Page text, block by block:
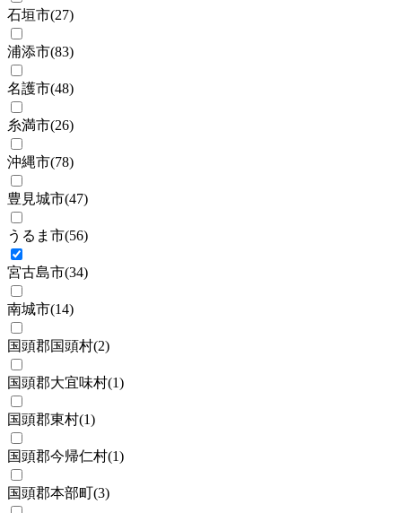
石垣市(27)
浦添市(83)
名護市(48)
糸満市(26)
沖縄市(78)
豊見城市(47)
うるま市(56)
宮古島市(34)
南城市(14)
国頭郡国頭村(2)
国頭郡大宜味村(1)
国頭郡東村(1)
国頭郡今帰仁村(1)
国頭郡本部町(3)